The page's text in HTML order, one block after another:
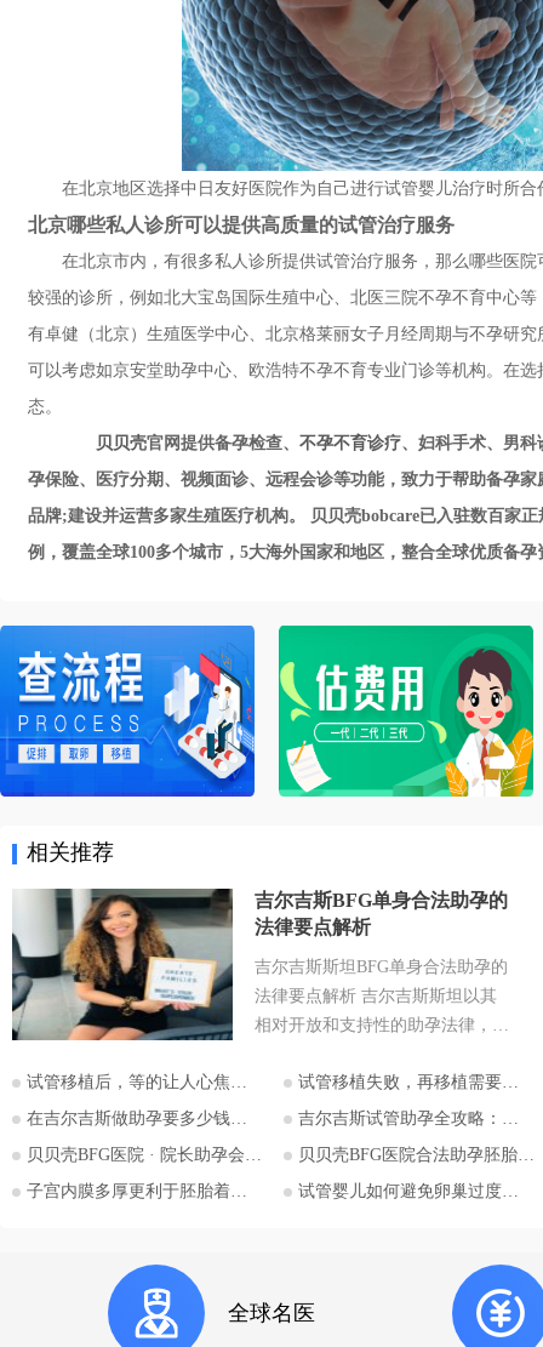
在北京地区选择中日友好医院作为自己进行试管婴儿治疗时所
北京哪些私人诊所可以提供高质量的试管治疗服务
在北京市内，有很多私人诊所提供试管治疗服务，那么哪些医
较强的诊所，例如北大宝岛国际生殖中心、北医三院不孕不育中心
有卓健（北京）生殖医学中心、北京格莱丽女子月经周期与不孕研
可以考虑如京安堂助孕中心、欧浩特不孕不育专业门诊等机构。在
态。
贝贝壳官网提供备孕检查、 不孕不育诊疗、妇科手术、男
孕保险、医疗分期、视频面诊、远程会诊等功能，致力于帮助备孕
品牌;建设并运营多家生殖医疗机构。 贝贝壳bobcare已入驻数百家
例，覆盖全球100多个城市，5大海外国家和地区，整合全球优质备
相关推荐
吉尔吉斯BFG单身合法助孕的
法律要点解析
吉尔吉斯斯坦BFG单身合法助孕的
法律要点解析 吉尔吉斯斯坦以其
相对开放和支持性的助孕法律，成
地。特别是对于希望通过助孕实现
为人父母梦想的单身人士，吉尔吉
斯斯坦的法律框架值得深入探讨。
法律的核心要点，并特别关注单身
拉套大学附属BFG生殖妇产医院的
咨询信息。 核心要点一：吉尔吉
试管移植后，等的让人心焦的胎心和胎芽，何时会出现？
试管移植失败，再移植需要注意哪些？
在吉尔吉斯做助孕要多少钱？2026比什凯克费用全公开，拒绝隐形消费
吉尔吉斯试管助孕全攻略：为什么越来越多的中国家庭选择比什凯克？
贝贝壳BFG医院 · 院长助孕会（济南站）
贝贝壳BFG医院合法助孕胚胎移植流程详解
子宫内膜多厚更利于胚胎着床？
试管婴儿如何避免卵巢过度刺激综合征
全球名医